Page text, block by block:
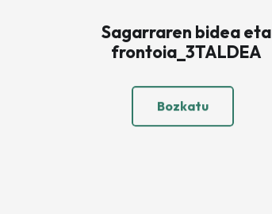
Sagarraren bidea eta
frontoia_3TALDEA
Bozkatu